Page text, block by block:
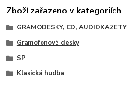
Zboží zařazeno v kategoriích
GRAMODESKY, CD, AUDIOKAZETY
Gramofonové desky
SP
Klasická hudba